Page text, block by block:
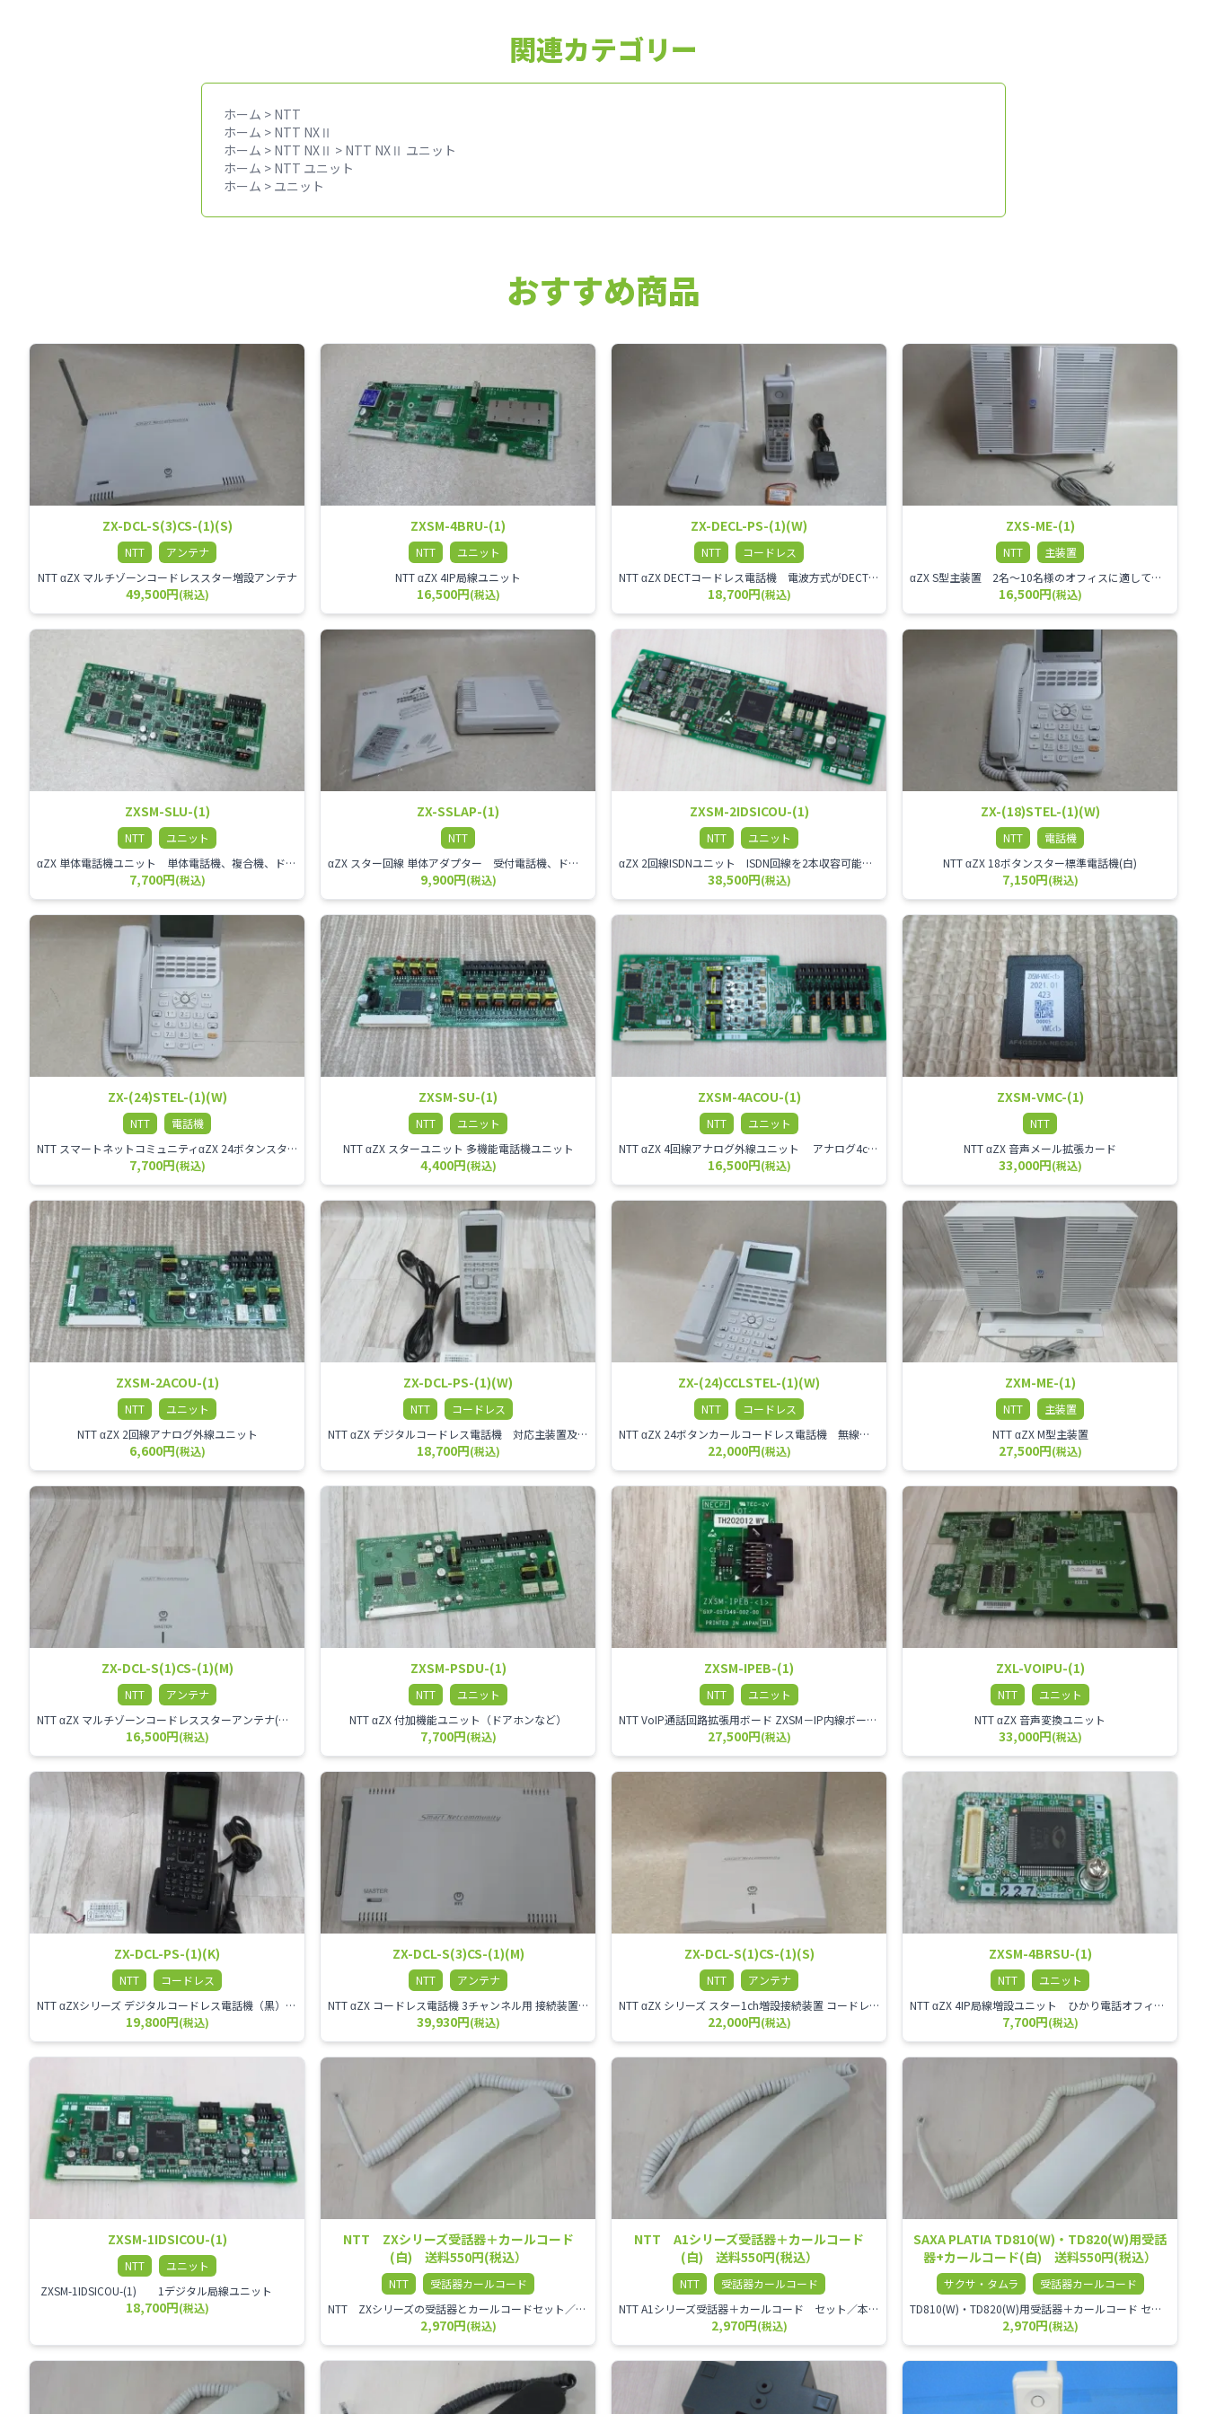
関連カテゴリー
ホーム > NTT
ホーム > NTT NXⅡ
ホーム > NTT NXⅡ > NTT NXⅡ ユニット
ホーム > NTT ユニット
ホーム > ユニット
おすすめ商品
ZX-DCL-S(3)CS-(1)(S)
NTT
アンテナ
NTT αZX マルチゾーンコードレススター増設アンテナ
49,500円(税込)
ZXSM-4BRU-(1)
NTT
ユニット
NTT αZX 4IP局線ユニット
16,500円(税込)
ZX-DECL-PS-(1)(W)
NTT
コードレス
NTT αZX DECTコードレス電話機 電波方式がDECTで、 防水機能（IPX4:あらゆる方向からの水の飛まつを受けても有害な影響を受けない。)を備えた 接続装置と子機の一対シングルゾーンコードレスです。
18,700円(税込)
ZXS-ME-(1)
NTT
主装置
αZX S型主装置 2名～10名様のオフィスに適しております。
16,500円(税込)
ZXSM-SLU-(1)
NTT
ユニット
αZX 単体電話機ユニット 単体電話機、複合機、ドアホン等、 2台分収容可能にするユニット
7,700円(税込)
ZX-SSLAP-(1)
NTT
αZX スター回線 単体アダプター 受付電話機、ドアホン、FAX等を1台収容できる装置です。
9,900円(税込)
ZXSM-2IDSICOU-(1)
NTT
ユニット
αZX 2回線ISDNユニット ISDN回線を2本収容可能です。
38,500円(税込)
ZX-(18)STEL-(1)(W)
NTT
電話機
NTT αZX 18ボタンスター標準電話機(白)
7,150円(税込)
ZX-(24)STEL-(1)(W)
NTT
電話機
NTT スマートネットコミュニティαZX 24ボタンスター標準電話機
7,700円(税込)
ZXSM-SU-(1)
NTT
ユニット
NTT αZX スターユニット 多機能電話機ユニット
4,400円(税込)
ZXSM-4ACOU-(1)
NTT
ユニット
NTT αZX 4回線アナログ外線ユニット アナログ4ch収容ユニット
16,500円(税込)
ZXSM-VMC-(1)
NTT
NTT αZX 音声メール拡張カード
33,000円(税込)
ZXSM-2ACOU-(1)
NTT
ユニット
NTT αZX 2回線アナログ外線ユニット
6,600円(税込)
ZX-DCL-PS-(1)(W)
NTT
コードレス
NTT αZX デジタルコードレス電話機 対応主装置及びアンテナを使用してご利用いただけます。 特に工場や倉庫等、オフィスから離れたところで作業をされている方に適しています。
18,700円(税込)
ZX-(24)CCLSTEL-(1)(W)
NTT
コードレス
NTT αZX 24ボタンカールコードレス電話機 無線タイプ、電話機と子機が離れるタイプのカールコードレス電話機です。 決裁者様等、オフィス内を頻繁に動かれる方のご使用が多いです。
22,000円(税込)
ZXM-ME-(1)
NTT
主装置
NTT αZX M型主装置
27,500円(税込)
ZX-DCL-S(1)CS-(1)(M)
NTT
アンテナ
NTT αZX マルチゾーンコードレススターアンテナ(マスター)
16,500円(税込)
ZXSM-PSDU-(1)
NTT
ユニット
NTT αZX 付加機能ユニット（ドアホンなど）
7,700円(税込)
ZXSM-IPEB-(1)
NTT
ユニット
NTT VoIP通話回路拡張用ボード ZXSM－IP内線ボード－「1」
27,500円(税込)
ZXL-VOIPU-(1)
NTT
ユニット
NTT αZX 音声変換ユニット
33,000円(税込)
ZX-DCL-PS-(1)(K)
NTT
コードレス
NTT αZXシリーズ デジタルコードレス電話機（黒） 倉庫や工場など、オフィスから離れて仕事をする方に適しています。 コードレス単体では使用できないので、別途、専用の主装置及びアンテナが必要です。
19,800円(税込)
ZX-DCL-S(3)CS-(1)(M)
NTT
アンテナ
NTT αZX コードレス電話機 3チャンネル用 接続装置 マスター デジタルコードレス（ZX-DCL-PS等）の専用管理用アンテナです。
39,930円(税込)
ZX-DCL-S(1)CS-(1)(S)
NTT
アンテナ
NTT αZX シリーズ スター1ch増設接続装置 コードレス接続用アンテナ ZX-DCL-S1CS-1M ZX-DCL-PS等と組み合わせて使用します。 ZX-DCL-PSを複数台接続できますが同時に通話できるのは１台のみです。
22,000円(税込)
ZXSM-4BRSU-(1)
NTT
ユニット
NTT αZX 4IP局線増設ユニット ひかり電話オフィスタイプで4ch以上にしたい場合必要となるユニットです。
7,700円(税込)
ZXSM-1IDSICOU-(1)
NTT
ユニット
ZXSM-1IDSICOU-(1) 1デジタル局線ユニット
18,700円(税込)
NTT ZXシリーズ受話器＋カールコード
(白) 送料550円(税込）
NTT
受話器カールコード
NTT ZXシリーズの受話器とカールコードセット／本商品は中古品となります。 写真では分かりにくいキズ・汚れなどの使用感があります。 経年変化で日焼けの色味が強くなる場合がございます。 予めご理解・ご了承頂きますようお願いいたします。
2,970円(税込)
NTT A1シリーズ受話器＋カールコード
(白) 送料550円(税込）
NTT
受話器カールコード
NTT A1シリーズ受話器＋カールコード セット／本商品は中古品となります。 写真では分かりにくいキズ・汚れなどの使用感があります。 経年変化で日焼けの色味が強くなる場合がございます。 予めご理解・ご了承頂きますようお願いいたします。
2,970円(税込)
SAXA PLATIA TD810(W)・TD820(W)用受話
器+カールコード(白) 送料550円(税込）
サクサ・タムラ
受話器カールコード
TD810(W)・TD820(W)用受話器＋カールコード セット／本商品は中古品となります。 写真では分かりにくいキズ・汚れなどの使用感があります。 予めご理解・ご了承頂きますようお願いいたします。
2,970円(税込)